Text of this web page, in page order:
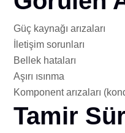
Güç kaynağı arızaları
İletişim sorunları
Bellek hataları
Aşırı ısınma
Komponent arızaları
Tamir